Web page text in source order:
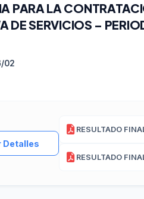
PARA LA
DE SERVICIOS –
02
Detalles